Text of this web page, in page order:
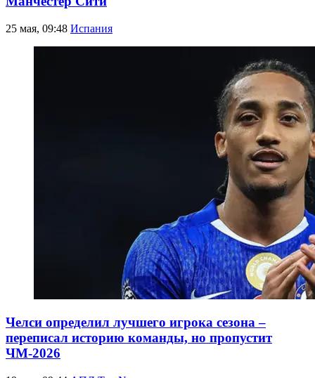
25 мая, 09:48 Испания
Челси определил лучшего игрока сезона –
переписал историю команды, но пропустит
ЧМ-2026